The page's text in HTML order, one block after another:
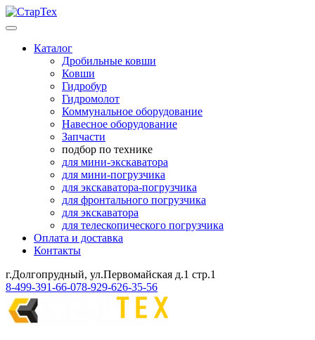
Каталог
Дробильные ковши
Ковши
Гидробур
Гидромолот
Коммунальное оборудование
Навесное оборудование
Запчасти
подбор по технике
для мини-экскаватора
для мини-погрузчика
для экскаватора-погрузчика
для фронтального погрузчика
для экскаватора
для телескопического погрузчика
Оплата и доставка
Контакты
г.Долгопрудный, ул.Первомайская д.1 стр.1
8-499-391-66-078-929-626-35-56